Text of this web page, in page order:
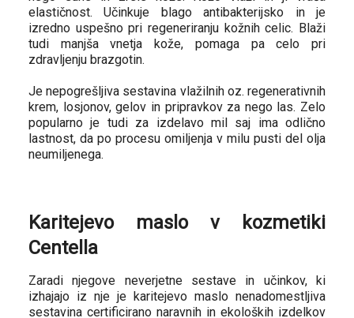
elastičnost. Učinkuje blago antibakterijsko in je
izredno uspešno pri regeneriranju kožnih celic. Blaži
tudi manjša vnetja kože, pomaga pa celo pri
zdravljenju brazgotin.
Je nepogrešljiva sestavina vlažilnih oz. regenerativnih
krem, losjonov, gelov in pripravkov za nego las. Zelo
popularno je tudi za izdelavo mil saj ima odlično
lastnost, da po procesu omiljenja v milu pusti del olja
neumiljenega.
Karitejevo maslo v kozmetiki
Centella
Zaradi njegove neverjetne sestave in učinkov, ki
izhajajo iz nje je karitejevo maslo nenadomestljiva
sestavina certificirano naravnih in ekoloških izdelkov